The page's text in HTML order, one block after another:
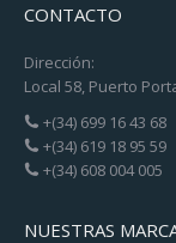
CONTACTO
Dirección:
Local 58, Puerto
+(34) 699 16 43 68
+(34) 619 18 95 59
+(34) 608 004 005
NUESTRAS